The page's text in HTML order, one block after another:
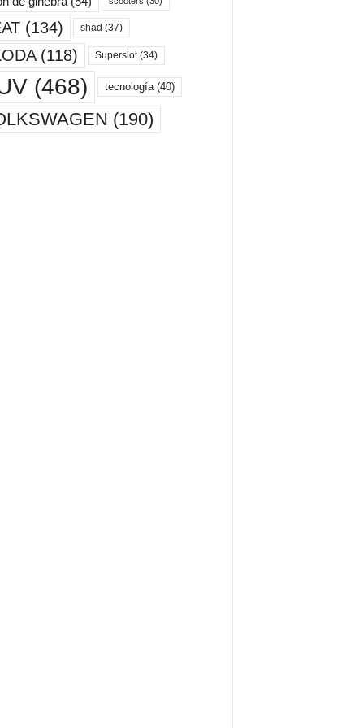
(134) shad (37)
(118) Superslot(34)
(468) tecnología(40)
(190)